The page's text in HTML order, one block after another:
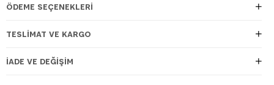
ÖDEME SEÇENEKLERI
TESLIMAT VE KARGO
İADE VE DEĞIŞIM